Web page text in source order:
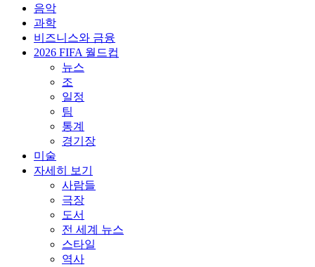
음악
과학
비즈니스와 금융
2026 FIFA 월드컵
뉴스
조
일정
팀
통계
경기장
미술
자세히 보기
사람들
극장
도서
전 세계 뉴스
스타일
역사